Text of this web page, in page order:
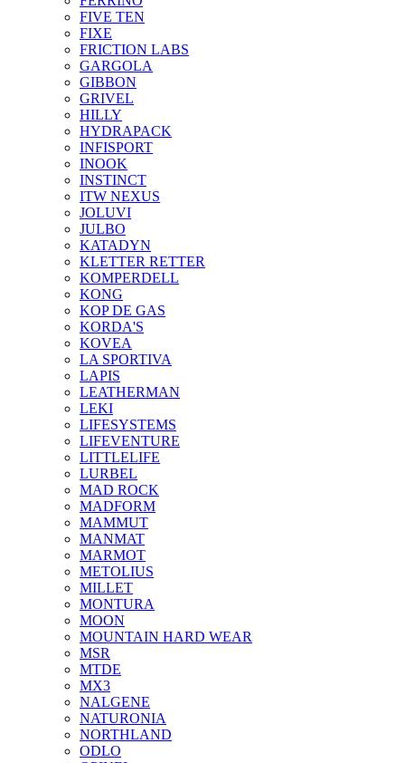
FIVE TEN
FIXE
FRICTION LABS
GARGOLA
GIBBON
GRIVEL
HILLY
HYDRAPACK
INFISPORT
INOOK
INSTINCT
ITW NEXUS
JOLUVI
JULBO
KATADYN
KLETTER RETTER
KOMPERDELL
KONG
KOP DE GAS
KORDA'S
KOVEA
LA SPORTIVA
LAPIS
LEATHERMAN
LEKI
LIFESYSTEMS
LIFEVENTURE
LITTLELIFE
LURBEL
MAD ROCK
MADFORM
MAMMUT
MANMAT
MARMOT
METOLIUS
MILLET
MONTURA
MOON
MOUNTAIN HARD WEAR
MSR
MTDE
MX3
NALGENE
NATURONIA
NORTHLAND
ODLO